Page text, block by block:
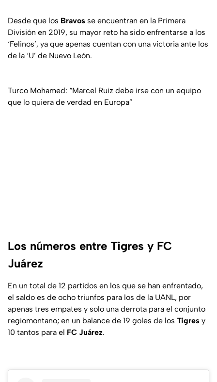
Desde que los Bravos se encuentran en la Primera
División en 2019, su mayor reto ha sido enfrentarse a los
‘Felinos’, ya que apenas cuentan con una victoria ante los
de la ‘U’ de Nuevo León.
Turco Mohamed: “Marcel Ruiz debe irse con un equipo
que lo quiera de verdad en Europa”
Los números entre Tigres y FC
Juárez
En un total de 12 partidos en los que se han enfrentado,
el saldo es de ocho triunfos para los de la UANL, por
apenas tres empates y solo una derrota para el conjunto
regiomontano; en un balance de 19 goles de los Tigres y
10 tantos para el FC Juárez.